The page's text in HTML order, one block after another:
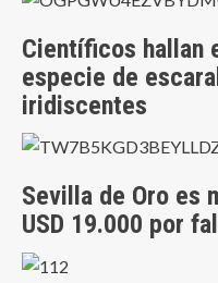
Científicos hallan
especie de
iridiscentes
Sevilla de Oro es
USD 19.000 por